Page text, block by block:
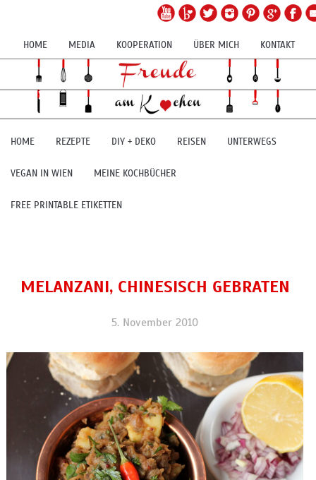
HOME MEDIA KOOPERATION ÜBER MICH KONTAKT
HOME REZEPTE DIY + DEKO REISEN UNTERWEGS
VEGAN IN WIEN MEINE KOCHBÜCHER
FREE PRINTABLE ETIKETTEN
MELANZANI, CHINESISCH GEBRATEN
5. November 2010